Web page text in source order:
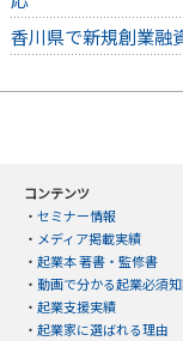
香川県で新規創業融
コンテンツ
・ セミナー情報
・ メディア掲載実績
・ 起業本 著書・監修書
・ 動画で分かる起業必須
・ 起業支援実績
・ 起業家に選ばれる理由